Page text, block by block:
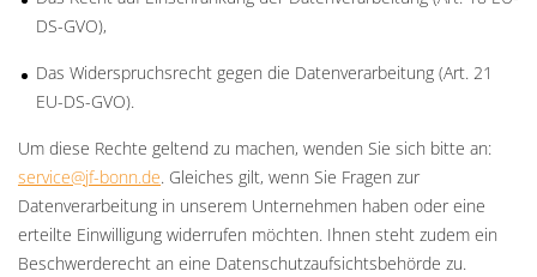
DS-GVO),
Das Widerspruchsrecht gegen die Datenverarbeitung (Art. 21
EU-DS-GVO).
Um diese Rechte geltend zu machen, wenden Sie sich bitte an:
service@jf-bonn.de. Gleiches gilt, wenn Sie Fragen zur
Datenverarbeitung in unserem Unternehmen haben oder eine
erteilte Einwilligung widerrufen möchten. Ihnen steht zudem ein
Beschwerderecht an eine Datenschutzaufsichtsbehörde zu.